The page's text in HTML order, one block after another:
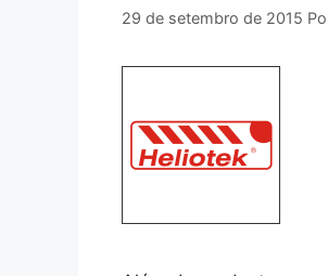
29 de setembro de 2015